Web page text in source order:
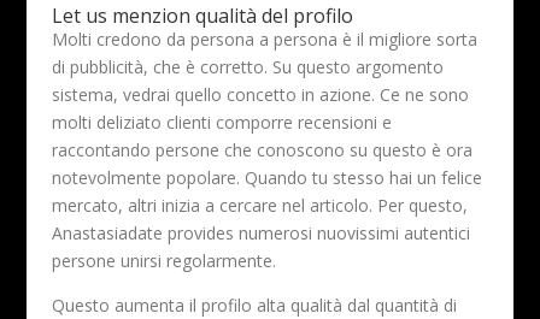
Let us menzion qualità del profilo
Molti credono da persona a persona è il migliore sorta
di pubblicità, che è corretto. Su questo argomento
sistema, vedrai quello concetto in azione. Ce ne sono
molti deliziato clienti comporre recensioni e
raccontando persone che conoscono su questo è ora
notevolmente popolare. Quando tu stesso hai un felice
mercato, altri inizia a cercare nel articolo. Per questo,
Anastasiadate provides numerosi nuovissimi autentici
persone unirsi regolarmente.
Questo aumenta il profilo alta qualità dal quantità di